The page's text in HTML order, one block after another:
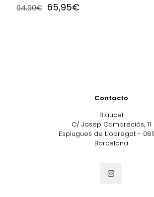
94,90€ Original
65,95€Current
Contacto
Blaucel
C/ Josep Campreciós, 11
Esplugues de Llobregat -
Barcelona